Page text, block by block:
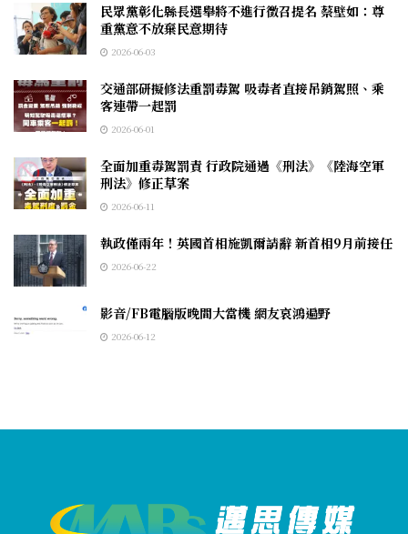
民眾黨彰化縣長選舉將不進行徵召提名 蔡壁如：尊
重黨意不放棄民意期待
2026-06-03
交通部研擬修法重罰毒駕 吸毒者直接吊銷駕照、乘
客連帶一起罰
2026-06-01
全面加重毒駕罰責 行政院通過《刑法》《陸海空軍
刑法》修正草案
2026-06-11
執政僅兩年！英國首相施凱爾請辭 新首相9月前接任
2026-06-22
影音/FB電腦版晚間大當機 網友哀鴻遍野
2026-06-12